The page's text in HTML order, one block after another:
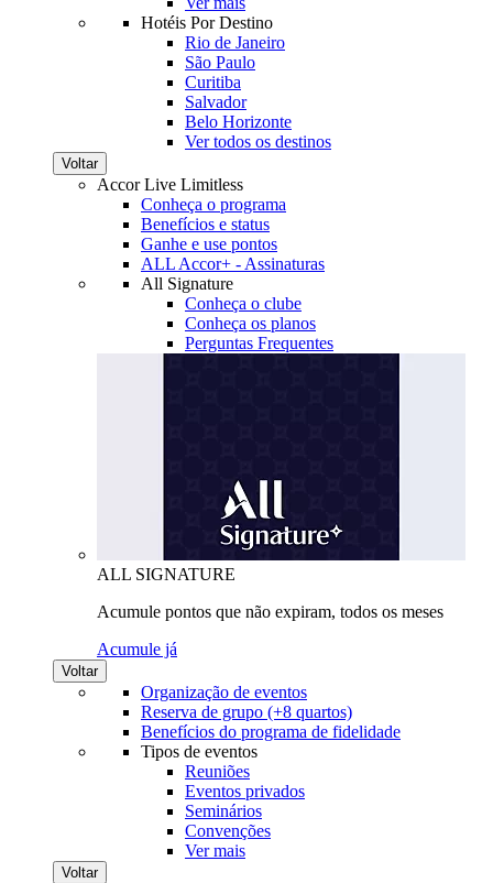
Hotéis Por Destino
Rio de Janeiro
São Paulo
Curitiba
Salvador
Belo Horizonte
Ver todos os destinos
Voltar
Accor Live Limitless
Conheça o programa
Benefícios e status
Ganhe e use pontos
ALL Accor+ - Assinaturas
All Signature
Conheça o clube
Conheça os planos
Perguntas Frequentes
ALL SIGNATURE
Acumule pontos que não expiram, todos os meses
Acumule já
Voltar
Organização de eventos
Reserva de grupo (+8 quartos)
Benefícios do programa de fidelidade
Tipos de eventos
Reuniões
Eventos privados
Seminários
Convenções
Ver mais
Voltar